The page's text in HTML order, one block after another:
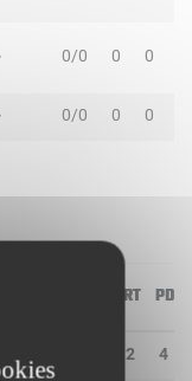
0/0 0 0
0/0 0 0
RT PD
2 4